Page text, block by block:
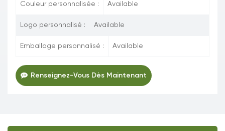
Couleur personnalisée : Available
Logo personnalisé : Available
Emballage personnalisé : Available
Renseignez-Vous Dès Maintenant